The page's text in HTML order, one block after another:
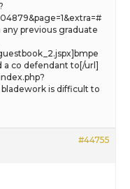
previous graduate
a co defendant to[/url]
is difficult to
#44755